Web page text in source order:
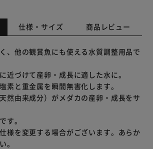
仕様・サイズ 商品レビュー
、他の観賞魚にも使える水質調整用品で
近づけて産卵・成長に適した水に。
素と重金属を瞬間無害化します。
然由来成分）がメダカの産卵・成長をサ
す。
様を変更する場合がございます。あらか
。